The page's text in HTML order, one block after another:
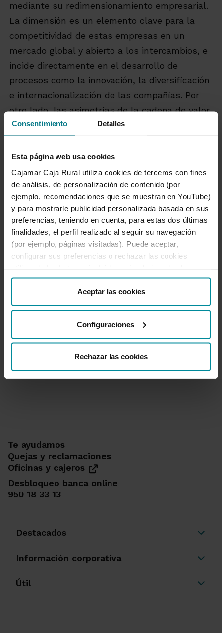
Consentimiento Detalles
Esta página web usa cookies
Cajamar Caja Rural utiliza cookies de terceros con fines
de análisis, de personalización de contenido (por
ejemplo, recomendaciones que se muestran en YouTube)
y para mostrarle publicidad personalizada basada en sus
preferencias, teniendo en cuenta, para estas dos últimas
finalidades, el perfil realizado al seguir su navegación
(por ejemplo, páginas visitadas). Puede aceptar,
configurar sus preferencias o rechazar las cookies
“Detalles”. También puede obtener más información, así
como cambiar el consentimiento en cualquier momento
desde nuestraPolítica de Cookies.
Aceptar las cookies
Configuraciones
Rechazar las cookies
mediante su redimensionamiento empresarial.
La dimensión es un elemento clave para la
competitividad de estas empresas en un
mercado global y abierto a los intercambios, e
incide directamente en el desarrollo de
procesos como la innovación, la diversificación
e internacionalización de las compañías. Por
otro lado, las asimetrías de la cadena de valor
agroalimentaria, derivadas de la atomización
asociativas, en comparación con el escalón
correspondiente a la distribución, contribuyen
a agravar muchos de los problemas que
afectan a la producción agraria, como son los
bajos precios y su volatilidad, así como una
menor y peor distribución del valor añadido
generado. Por todo ello, resulta de gran interés
y oportunidad conocer cómo nuestras
en la Ley 13/2013 afrontan estos retos.
Tríptico(PDF 1,01 MB.)
Te ayudamos
Quejas y reclamaciones
Oficinas y cajeros
Desbloqueo banca online
950 18 33 13
Destacados
Información corporativa
Útil